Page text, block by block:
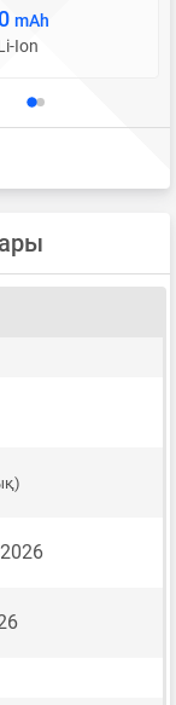
mAh
Ion